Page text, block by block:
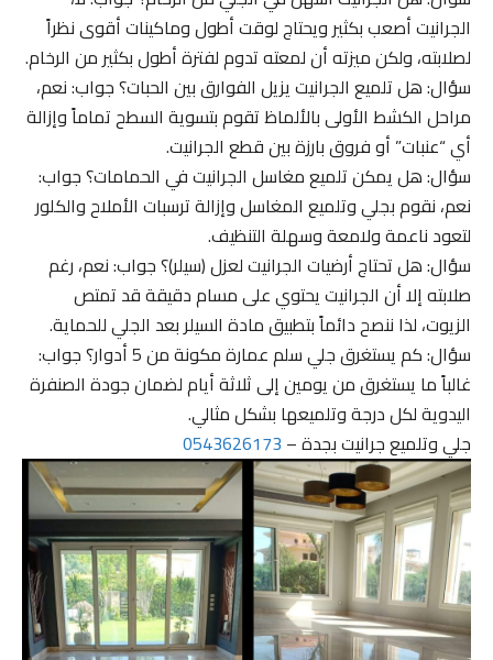
الجرانيت أصعب بكثير ويحتاج لوقت أطول وماكينات أقوى نظراً
لصلابته، ولكن ميزته أن لمعته تدوم لفترة أطول بكثير من الرخام.
سؤال: هل تلميع الجرانيت يزيل الفوارق بين الحبات؟ جواب: نعم،
مراحل الكشط الأولى بالألماظ تقوم بتسوية السطح تماماً وإزالة
أي “عنبات” أو فروق بارزة بين قطع الجرانيت.
سؤال: هل يمكن تلميع مغاسل الجرانيت في الحمامات؟ جواب:
نعم، نقوم بجلي وتلميع المغاسل وإزالة ترسبات الأملاح والكلور
لتعود ناعمة ولامعة وسهلة التنظيف.
سؤال: هل تحتاج أرضيات الجرانيت لعزل (سيلر)؟ جواب: نعم، رغم
صلابته إلا أن الجرانيت يحتوي على مسام دقيقة قد تمتص
الزيوت، لذا ننصح دائماً بتطبيق مادة السيلر بعد الجلي للحماية.
سؤال: كم يستغرق جلي سلم عمارة مكونة من 5 أدوار؟ جواب:
غالباً ما يستغرق من يومين إلى ثلاثة أيام لضمان جودة الصنفرة
اليدوية لكل درجة وتلميعها بشكل مثالي.
جلي وتلميع جرانيت بجدة –0543626173